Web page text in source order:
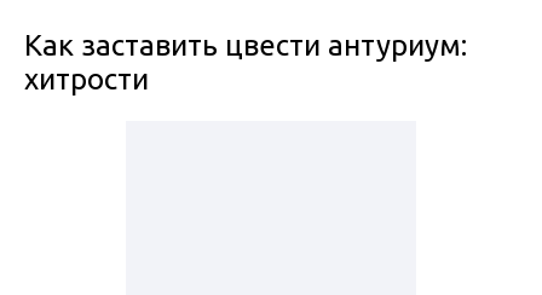
Как заставить цвести антуриум:
хитрости